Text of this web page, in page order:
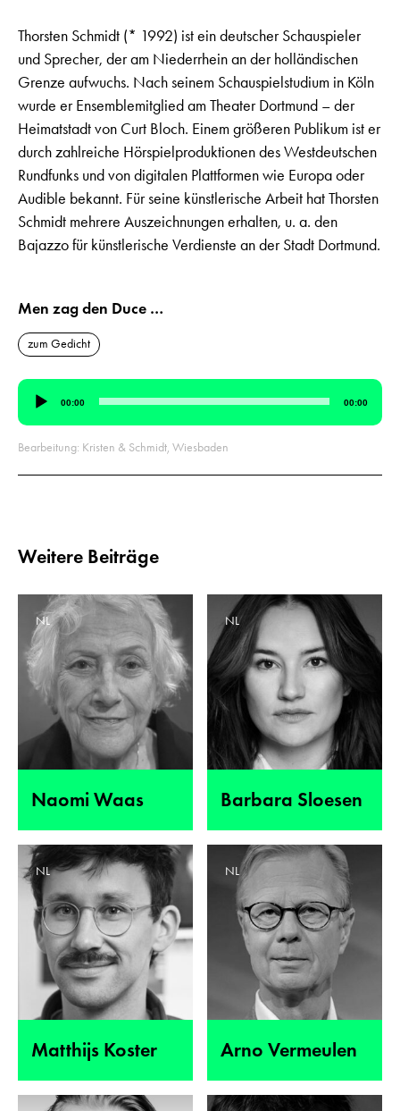
Thorsten Schmidt (* 1992) ist ein deutscher Schauspieler
und Sprecher, der am Niederrhein an der holländischen
Grenze aufwuchs. Nach seinem Schauspielstudium in Köln
wurde er Ensemblemitglied am Theater Dortmund – der
Heimatstadt von Curt Bloch. Einem größeren Publikum ist er
durch zahlreiche Hörspielproduktionen des Westdeutschen
Rundfunks und von digitalen Plattformen wie Europa oder
Audible bekannt. Für seine künstlerische Arbeit hat Thorsten
Schmidt mehrere Auszeichnungen erhalten, u. a. den
Bajazzo für künstlerische Verdienste an der Stadt Dortmund.
Men zag den Duce …
zum Gedicht
Audio-
Player
00:00 00:00
Bearbeitung: Kristen & Schmidt, Wiesbaden
Weitere Beiträge
Naomi Waas
NL
Barbara Sloesen
NL
Matthijs Koster
NL
Arno Vermeulen
NL